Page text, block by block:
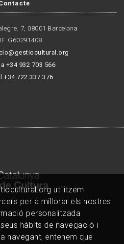
7, 08001 Barcelona
G60291408
+34 932 703 566
+34 722 337 376
utilitzem
per a millorar els nostres
personalitzada
hàbits de navegació i
navegant, entenem que